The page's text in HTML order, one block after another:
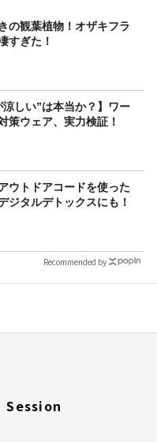
の観葉植物！オザキフラ
すぎた！
涼しい”は本当か？】ワー
策ウェア、実力検証！
ウトドアコードを使った
ジタルデトックスにも！
Recommended by
Session